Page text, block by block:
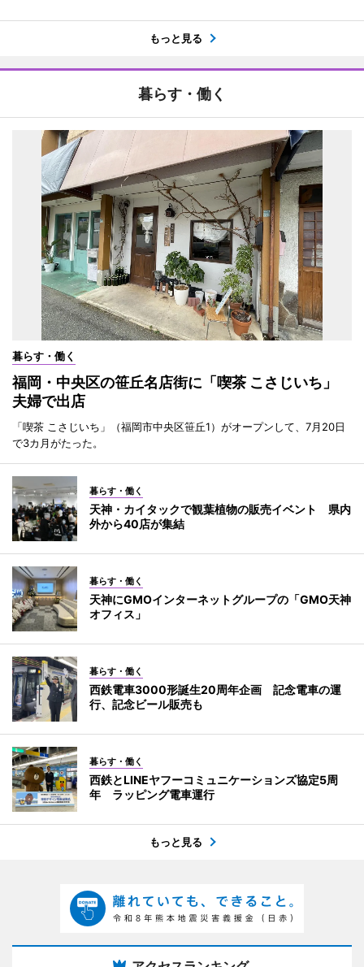
もっと見る
暮らす・働く
暮らす・働く
福岡・中央区の笹丘名店街に「喫茶 こさじいち」
夫婦で出店
「喫茶 こさじいち」（福岡市中央区笹丘1）がオープンして、7月20日
で3カ月がたった。
暮らす・働く
天神・カイタックで観葉植物の販売イベント 県内
外から40店が集結
暮らす・働く
天神にGMOインターネットグループの「GMO天神
オフィス」
暮らす・働く
西鉄電車3000形誕生20周年企画 記念電車の運
行、記念ビール販売も
暮らす・働く
西鉄とLINEヤフーコミュニケーションズ協定5周
年 ラッピング電車運行
もっと見る